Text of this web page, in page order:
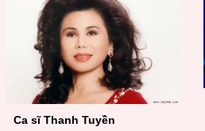
'Thiên thần bolero' Quỳnh